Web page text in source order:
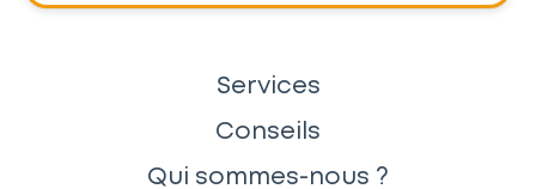
Services
Conseils
Qui sommes-nous ?